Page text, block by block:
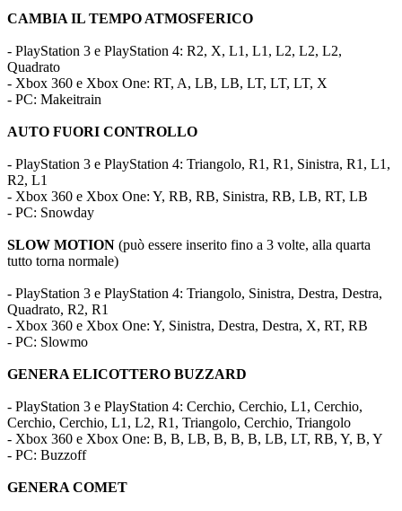
CAMBIA IL TEMPO ATMOSFERICO
- PlayStation 3 e PlayStation 4: R2, X, L1, L1, L2, L2, L2,
Quadrato
- Xbox 360 e Xbox One: RT, A, LB, LB, LT, LT, LT, X
- PC: Makeitrain
AUTO FUORI CONTROLLO
- PlayStation 3 e PlayStation 4: Triangolo, R1, R1, Sinistra, R1, L1,
R2, L1
- Xbox 360 e Xbox One: Y, RB, RB, Sinistra, RB, LB, RT, LB
- PC: Snowday
SLOW MOTION (può essere inserito fino a 3 volte, alla quarta
tutto torna normale)
- PlayStation 3 e PlayStation 4: Triangolo, Sinistra, Destra, Destra,
Quadrato, R2, R1
- Xbox 360 e Xbox One: Y, Sinistra, Destra, Destra, X, RT, RB
- PC: Slowmo
GENERA ELICOTTERO BUZZARD
- PlayStation 3 e PlayStation 4: Cerchio, Cerchio, L1, Cerchio,
Cerchio, Cerchio, L1, L2, R1, Triangolo, Cerchio, Triangolo
- Xbox 360 e Xbox One: B, B, LB, B, B, B, LB, LT, RB, Y, B, Y
- PC: Buzzoff
GENERA COMET